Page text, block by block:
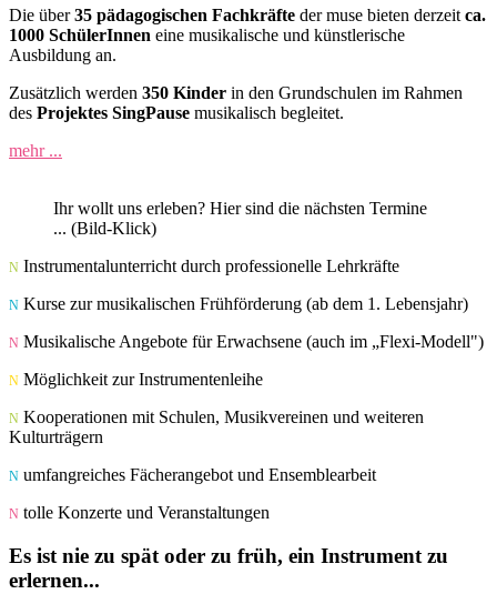
Die über35 pädagogischen Fachkräfte der muse bieten derzeitca.
1000 SchülerInnen eine musikalische und künstlerische
Ausbildung an.
Zusätzlich werden 350 Kinder in den Grundschulen im Rahmen
des Projektes SingPause musikalisch begleitet.
mehr ...
Ihr wollt uns erleben? Hier sind die nächsten Termine
... (Bild-Klick)
Instrumentalunterricht durch professionelle Lehrkräfte
Kurse zur musikalischen Frühförderung (ab dem 1. Lebensjahr)
Musikalische Angebote für Erwachsene (auch im „Flexi-Modell")
Möglichkeit zur Instrumentenleihe
Kooperationen mit Schulen, Musikvereinen und weiteren
Kulturträgern
umfangreiches Fächerangebot und Ensemblearbeit
tolle Konzerte und Veranstaltungen
Es ist nie zu spät oder zu früh, ein Instrument zu
erlernen...